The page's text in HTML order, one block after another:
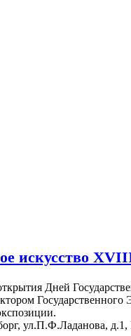
искусство
Дней
ул.П.Ф.Ладанова,